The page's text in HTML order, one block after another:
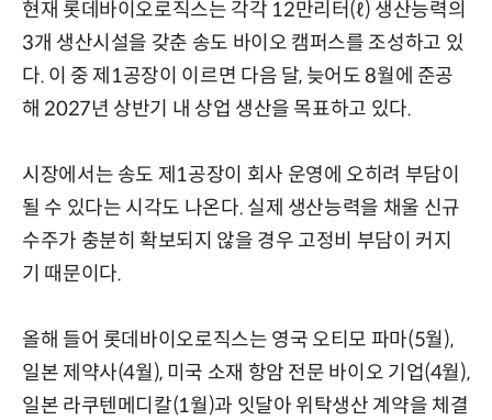
현재 롯데바이오로직스는 각각 12만리터(ℓ) 생산능력의
3개 생산시설을 갖춘 송도 바이오 캠퍼스를 조성하고 있
다. 이 중 제1공장이 이르면 다음 달, 늦어도 8월에 준공
해 2027년 상반기 내 상업 생산을 목표하고 있다.
시장에서는 송도 제1공장이 회사 운영에 오히려 부담이
될 수 있다는 시각도 나온다. 실제 생산능력을 채울 신규
수주가 충분히 확보되지 않을 경우 고정비 부담이 커지
기 때문이다.
올해 들어 롯데바이오로직스는 영국 오티모 파마(5월),
일본 제약사(4월), 미국 소재 항암 전문 바이오 기업(4월),
일본 라쿠텐메디칼(1월)과 잇달아 위탁생산 계약을 체결